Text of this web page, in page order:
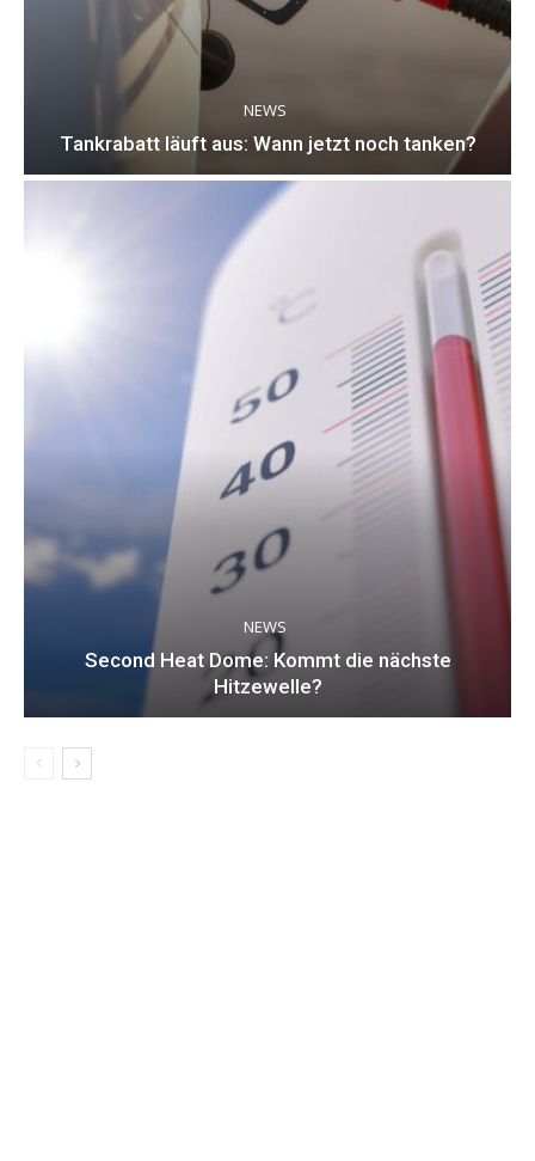
NEWS
Tankrabatt läuft aus: Wann jetzt noch tanken?
NEWS
Second Heat Dome: Kommt die nächste
Hitzewelle?